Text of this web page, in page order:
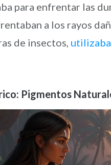
para enfrentar las
a los rayos
de insectos,
Pigmentos